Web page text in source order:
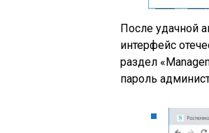
После удачной
интерфейс
раздел
пароль